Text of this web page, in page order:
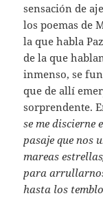
sensación de
los poemas de
la que habla
de la que
inmenso, se
que de allí
sorprendente.
se me discierne
pasaje que nos
mareas estrellas
para
hasta los